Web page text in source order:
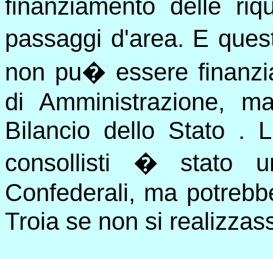
finanziamento delle
passaggi d'area. E
non pu� essere
di Amministrazione,
Bilancio dello Stato .
consollisti � stato
Confederali, ma
Troia se non si